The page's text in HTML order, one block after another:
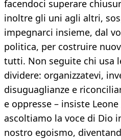
facendoci superare
inoltre gli uni agli altri,
impegnarci insieme, dal
politica, per costruire
tutti. Non seguite chi usa
dividere: organizzatevi,
disuguaglianze e
e oppresse – insiste
ascoltiamo la voce di Dio
nostro egoismo,